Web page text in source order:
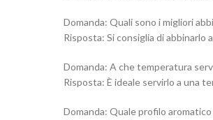
Domanda: Quali sono i migliori
Risposta: Si consiglia di
Domanda: A che temperatura
Risposta: È ideale servirlo a una
Domanda: Quale profilo